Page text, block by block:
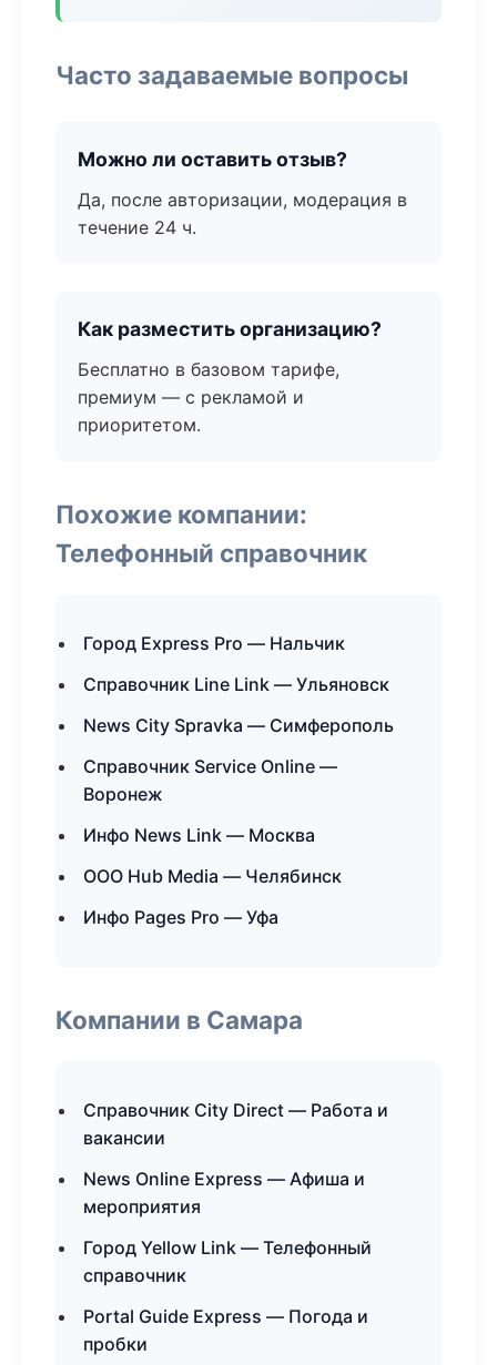
Часто задаваемые вопросы
Можно ли оставить отзыв?
Да, после авторизации, модерация в
течение 24 ч.
Как разместить организацию?
Бесплатно в базовом тарифе,
премиум — с рекламой и
приоритетом.
Похожие компании:
Телефонный справочник
Город Express Pro — Нальчик
Справочник Line Link — Ульяновск
News City Spravka — Симферополь
Справочник Service Online —
Воронеж
Инфо News Link — Москва
ООО Hub Media — Челябинск
Инфо Pages Pro — Уфа
Компании в Самара
Справочник City Direct — Работа и
вакансии
News Online Express — Афиша и
мероприятия
Город Yellow Link — Телефонный
справочник
Portal Guide Express — Погода и
пробки